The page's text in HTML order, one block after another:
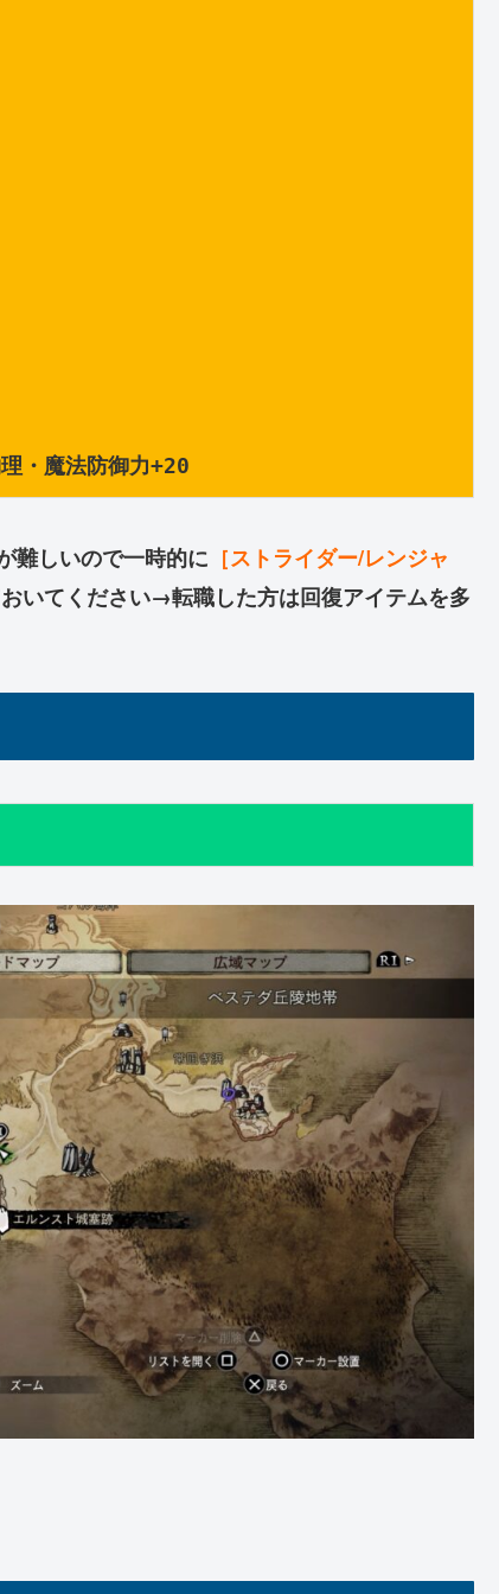
・魔法防御力+20
難しいので一時的に ［ストライダー/レンジャ
いてください→転職した方は回復アイテムを多